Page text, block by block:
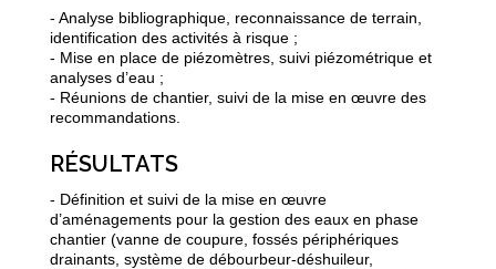
- Analyse bibliographique, reconnaissance de terrain,
identification des activités à risque ;
- Mise en place de piézomètres, suivi piézométrique et
analyses d’eau ;
- Réunions de chantier, suivi de la mise en œuvre des
recommandations.
RÉSULTATS
- Définition et suivi de la mise en œuvre
d’aménagements pour la gestion des eaux en phase
chantier (vanne de coupure, fossés périphériques
drainants, système de débourbeur-déshuileur,